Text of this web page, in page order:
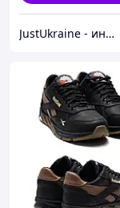
JustUkraine - интернет магазин мужской и женской обуви